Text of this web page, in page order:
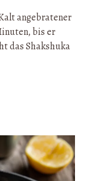
angebratener
bis er
das Shakshuka